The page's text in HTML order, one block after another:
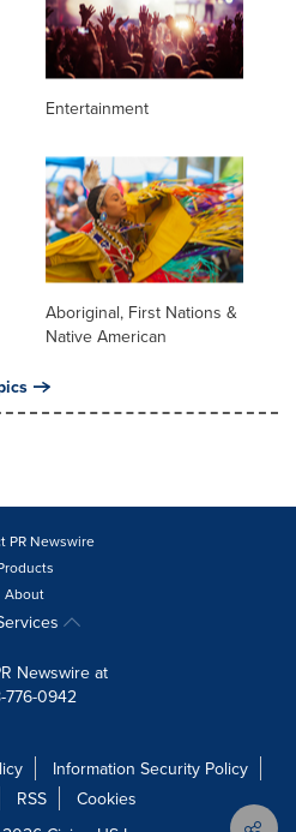
Entertainment
Aboriginal, First Nations &
Native American
PR Newswire
About
Newswire at
776-0942
Information Security Policy
RSS
Cookies